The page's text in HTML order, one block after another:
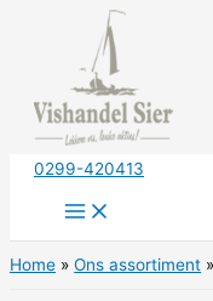
inhoud
0299-420413
Home Ons assortiment